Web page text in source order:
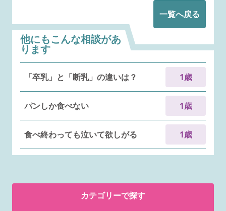
カテゴリーで探す
一覧へ戻る
他にもこんな相談があ
ります
「卒乳」と「断乳」の違いは？ 1歳
パンしか食べない 1歳
食べ終わっても泣いて欲しがる 1歳